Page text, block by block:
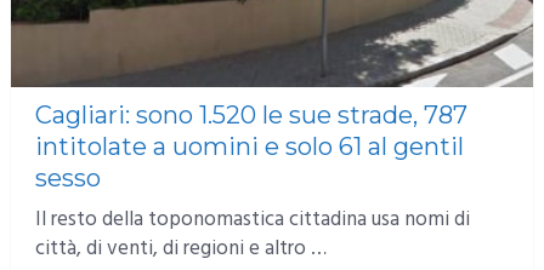
Cagliari: sono 1.520 le sue strade, 787
intitolate a uomini e solo 61 al gentil
sesso
Il resto della toponomastica cittadina usa nomi di
città, di venti, di regioni e altro …